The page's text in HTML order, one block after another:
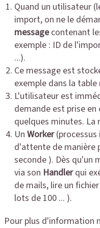
Quand un utilisateur
import, on ne le
messagecontenant
exemple : ID de
...).
Ce message est
exemple dans la table
L'utilisateur est
demande est prise
quelques minutes.
Un Worker(processus
d'attente de manière
seconde ). Dès qu'un
via son Handlerqui
de mails, lire un
lots de 100 ... ).
Pour plus d'information